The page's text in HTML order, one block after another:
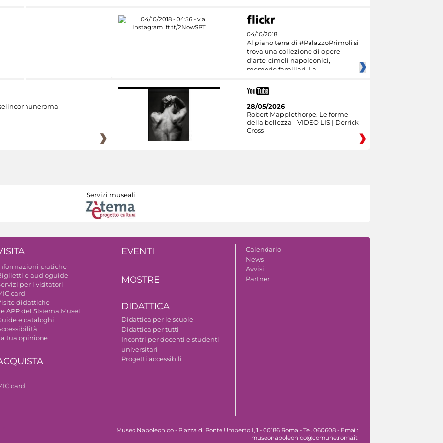
04/10/2018
Al piano terra di #PalazzoPrimoli si
trova una collezione di opere
d’arte, cimeli napoleonici,
memorie familiari. La
28/05/2026
Robert Mapplethorpe. Le forme
della bellezza - VIDEO LIS | Derrick
Cross
Servizi museali
pratiche
e audioguide
per i visitatori
card
didattiche
APP del Sistema Musei
e cataloghi
tua opinione
card
EVENTI
MOSTRE
DIDATTICA
Didattica per le scuole
Didattica per tutti
Incontri per docenti e studenti
universitari
Progetti accessibili
Calendario
News
Avvisi
Partner
Museo Napoleonico - Piazza di Ponte Umberto I, 1 - 00186 Roma - Tel. 060608 - Email:
museonapoleonico@comune.roma.it